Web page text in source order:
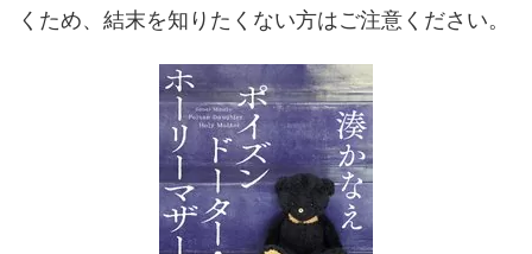
くため、結末を知りたくない方はご注意ください。